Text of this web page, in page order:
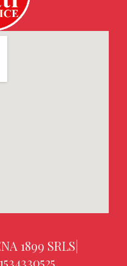
1899 SRLS|